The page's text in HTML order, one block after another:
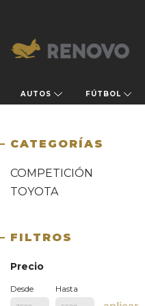
AUTOS FÚTBOL
CATEGORÍAS
COMPETICIÓN
TOYOTA
FILTROS
Precio
Desde Hasta